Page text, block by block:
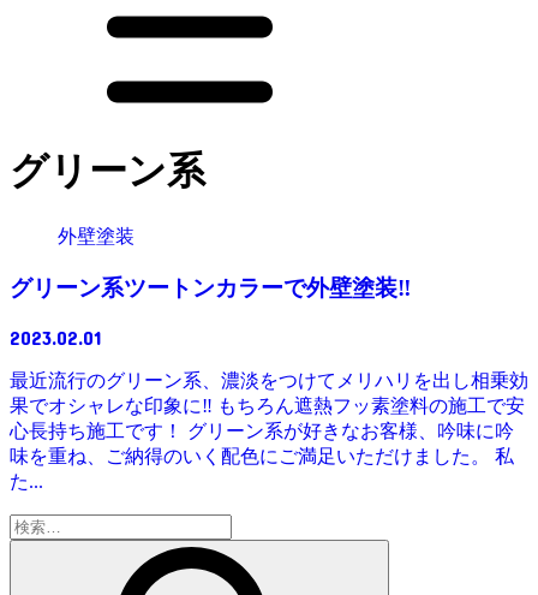
グリーン系
外壁塗装
グリーン系ツートンカラーで外壁塗装‼
2023.02.01
最近流行のグリーン系、濃淡をつけてメリハリを出し相乗効
果でオシャレな印象に‼ もちろん遮熱フッ素塗料の施工で安
心長持ち施工です！ グリーン系が好きなお客様、吟味に吟
味を重ね、ご納得のいく配色にご満足いただけました。 私
た...
検
索: